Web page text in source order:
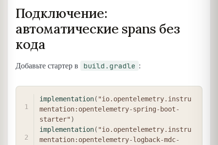
Подключение:
автоматические spans без
кода
Добавьте стартер в build.gradle :
implementation( "io.opentelemetry.instru
mentation:opentelemetry-spring-boot-
starter")
implementation( "io.opentelemetry.instru
mentation:opentelemetry-logback-mdc-